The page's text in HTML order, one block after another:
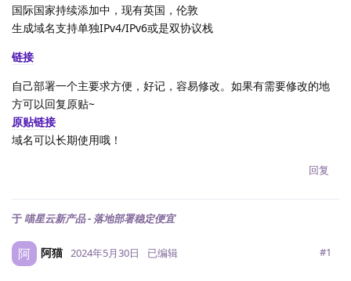
国际国家持续添加中，现有英国，伦敦
生成域名支持单独IPv4/IPv6或是双协议栈
链接
自己部署一个主要求方便，好记，容易修改。如果有需要修改的地
方可以回复原贴~
原贴链接
域名可以长期使用哦！
回复
于喵星云新产品 - 落地部署稳定便宜
阿 阿猫 2024年5月30日 已编辑 #1